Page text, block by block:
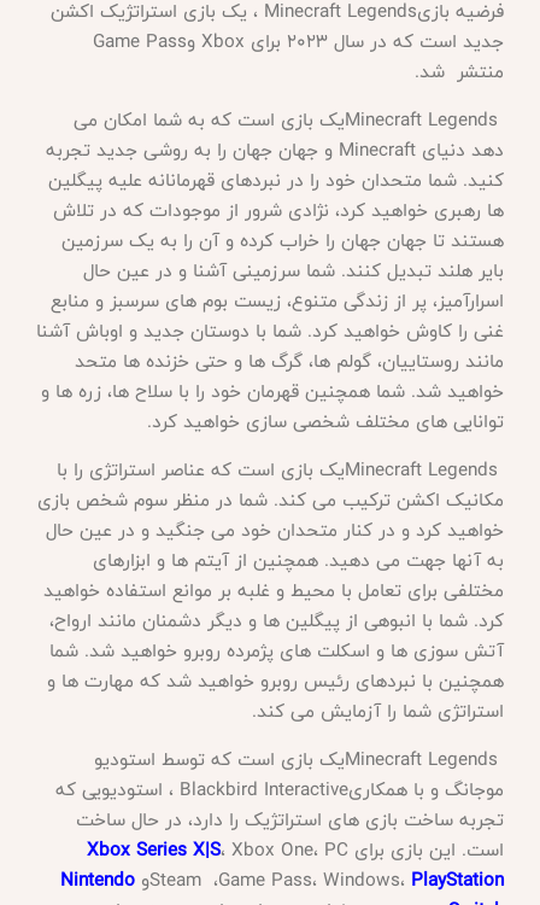
فرضیه بازیMinecraft Legends ، یک بازی استراتژیک اکشن
جدید است که در سال 2023 برای
XboxوGame Pass
منتشر شد.
Minecraft Legendsیک بازی است که به شما امکان می
دهد دنیای Minecraft و جهان جهان را به روشی جدید تجربه
کنید. شما متحدان خود را در نبردهای قهرمانانه علیه پیگلین
ها رهبری خواهید کرد، نژادی شرور از موجودات که در تلاش
هستند تا جهان جهان را خراب کرده و آن را به یک سرزمین
بایر هلند تبدیل کنند. شما سرزمینی آشنا و در عین حال
اسرارآمیز، پر از زندگی متنوع، زیست بوم های سرسبز و منابع
غنی را کاوش خواهید کرد. شما با دوستان جدید و اوباش آشنا
مانند روستاییان، گولم ها، گرگ ها و حتی خزنده ها متحد
خواهید شد. شما همچنین قهرمان خود را با سلاح ها، زره ها و
توانایی های مختلف شخصی سازی خواهید کرد.
Minecraft Legendsیک بازی است که عناصر استراتژی را با
مکانیک اکشن ترکیب می کند. شما در منظر سوم شخص بازی
خواهید کرد و در کنار متحدان خود می جنگید و در عین حال
به آنها جهت می دهید. همچنین از آیتم ها و ابزارهای
مختلفی برای تعامل با محیط و غلبه بر موانع استفاده خواهید
کرد. شما با انبوهی از پیگلین ها و دیگر دشمنان مانند ارواح،
آتش سوزی ها و اسکلت های پژمرده روبرو خواهید شد. شما
همچنین با نبردهای رئیس روبرو خواهید شد که مهارت ها و
استراتژی شما را آزمایش می کند.
Minecraft Legendsیک بازی است که توسط استودیو
موجانگ و با همکاریBlackbird Interactive ، استودیویی که
تجربه ساخت بازی های استراتژیک را دارد، در حال ساخت
است. این بازی برای
Xbox Series X|S، Xbox One، PC
Game Pass، Windows، PlayStation ، Steamو Nintendo